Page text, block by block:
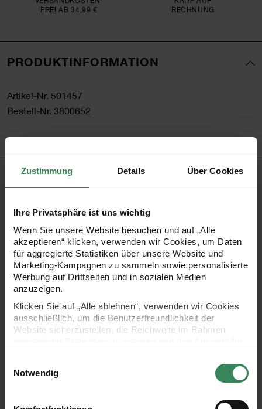
Zustimmung Details Über Cookies
Ihre Privatsphäre ist uns wichtig
Wenn Sie unsere Website besuchen und auf „Alle
akzeptieren“ klicken, verwenden wir Cookies, um Daten
für aggregierte Statistiken über unsere Website und
Marketing-Kampagnen zu sammeln sowie personalisierte
Werbung auf Drittseiten und in sozialen Medien
anzuzeigen.
Klicken Sie auf „Alle ablehnen“, verwenden wir Cookies
ausschließlich, um die Benutzerfreundlichkeit der
Website sicherzustellen, die Reichweite im Rahmen
Ihre Einwilligung ist freiwillig und kann jederzeit über den
Link „Cookie-Einstellungen“ im Fußbereich der Seite
verwendeten Technologien und den Empfängern der
Notwendig
FREI AB 34,99 €
RECHNUNG
PRODUKTINFORMATION
Artikel-Nr. 501457
Bestell-Nr. 3800652
PRODUKTBESCHREIBUNG
Die Wachsplatte Rainbow dient zur Dekoration von Kerzen
und wird als einzelne Platte geliefert. Sie eignet sich zum
Zuschneiden und Stanzen, um gleichmäßige Motive zu
gestalten. Die Anbringung erfolgt mittels Handwärme direkt
auf der Kerzenoberfläche.
- Anbringung durch Handwärme